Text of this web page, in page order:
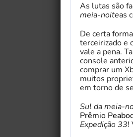
As lutas são
meia-noiteas
De certa
terceirizado e
vale a pena.
console
comprar um
muitos
em torno de
Sul da meia-
Prêmio
Expedição 33!